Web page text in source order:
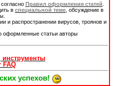
Правил оформления статей
в специальной теме , обсуждение в
и распространении вирусов, троянов и
оформленные статьи авторы
инструменты
FAQ
успехов!